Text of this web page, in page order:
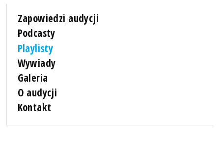
Zapowiedzi audycji
Podcasty
Playlisty
Wywiady
Galeria
O audycji
Kontakt